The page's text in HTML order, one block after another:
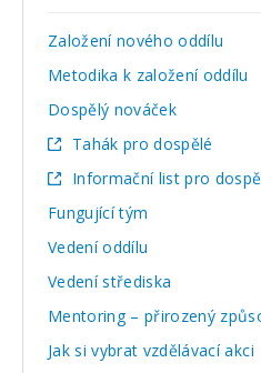
Založení nového oddílu
Metodika k založení oddílu
Dospělý nováček
Tahák pro dospělé
Informační list pro
Fungující tým
Vedení oddílu
Vedení střediska
Mentoring – přirozený
Jak si vybrat vzdělávací akci